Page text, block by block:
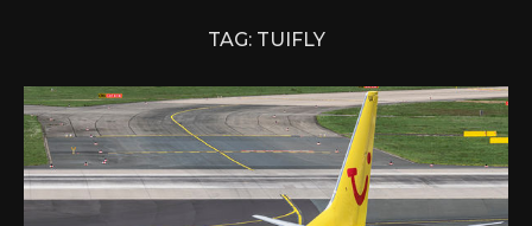
TAG: TUIFLY